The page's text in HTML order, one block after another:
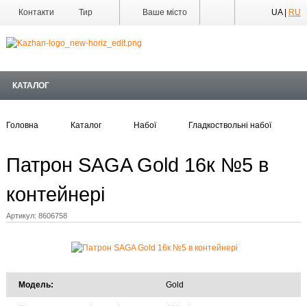
Ваше місто UA | RU
Контакти Тир
Оплата
Про компанію
КАТАЛОГ
Головна Каталог Набої Гладкоствольні набої
Патрон SAGA Gold 16к №5 в
контейнері
Артикул: 8606758
Модель: Gold